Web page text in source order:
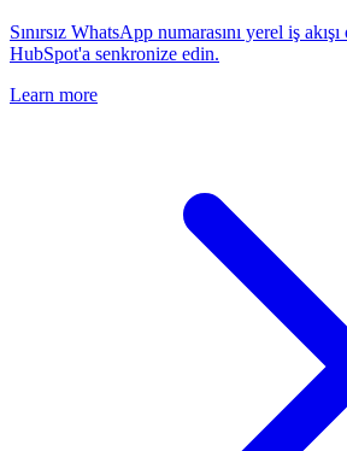
Sınırsız WhatsApp numarasını yerel iş
HubSpot'a senkronize edin.
Learn more